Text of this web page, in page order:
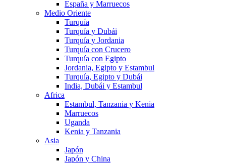
España y Marruecos
Medio Oriente
Turquía
Turquía y Dubái
Turquía y Jordania
Turquía con Crucero
Turquía con Egipto
Jordania, Egipto y Estambul
Turquía, Egipto y Dubái
India, Dubái y Estambul
Africa
Estambul, Tanzania y Kenia
Marruecos
Uganda
Kenia y Tanzania
Asia
Japón
Japón y China